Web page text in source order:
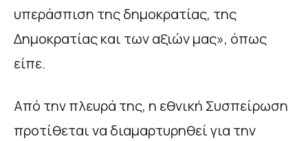
υπεράσπιση της δημοκρατίας, της
Δημοκρατίας και των αξιών μας», όπως
είπε.
Από την πλευρά της, η εθνική Συσπείρωση
προτίθεται να διαμαρτυρηθεί για την